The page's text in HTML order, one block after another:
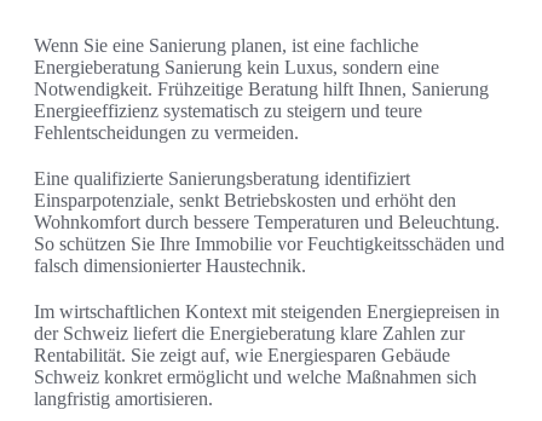
Wenn Sie eine Sanierung planen, ist eine fachliche
Energieberatung Sanierung kein Luxus, sondern eine
Notwendigkeit. Frühzeitige Beratung hilft Ihnen, Sanierung
Energieeffizienz systematisch zu steigern und teure
Fehlentscheidungen zu vermeiden.
Eine qualifizierte Sanierungsberatung identifiziert
Einsparpotenziale, senkt Betriebskosten und erhöht den
Wohnkomfort durch bessere Temperaturen und Beleuchtung.
So schützen Sie Ihre Immobilie vor Feuchtigkeitsschäden und
falsch dimensionierter Haustechnik.
Im wirtschaftlichen Kontext mit steigenden Energiepreisen in
der Schweiz liefert die Energieberatung klare Zahlen zur
Rentabilität. Sie zeigt auf, wie Energiesparen Gebäude
Schweiz konkret ermöglicht und welche Maßnahmen sich
langfristig amortisieren.